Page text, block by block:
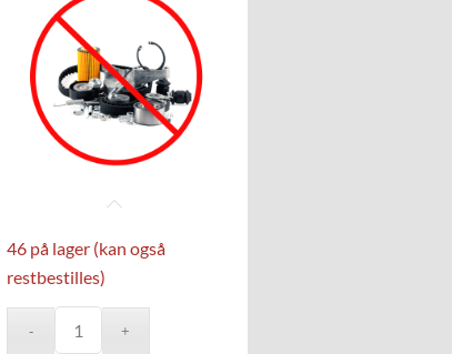
46 på lager (kan også
restbestilles)